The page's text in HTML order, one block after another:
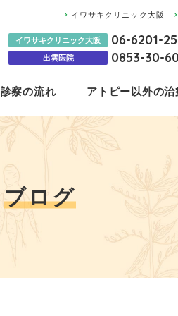
イワサキクリニック大阪
イワサキクリニック大阪 06-6201-
出雲医院 0853-30-
医師のご紹介
ステロイド治療
アトピー治療薬
よくあるご質問
診察の流れ アトピー以外の治
赤ちゃんの湿疹
NMN点滴
イワサキクリニ
国沢内科医院
ブログ